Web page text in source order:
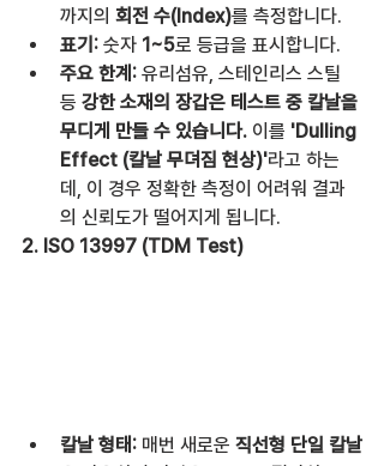
까지의 회전 수(Index)를 측정합니다.
표기: 숫자 1~5로 등급을 표시합니다.
주요 한계: 유리섬유, 스테인리스 스틸
등 강한 소재의 장갑은 테스트 중 칼날을
무디게 만들 수 있습니다. 이를 'Dulling
Effect (칼날 무뎌짐 현상)'라고 하는
데, 이 경우 정확한 측정이 어려워 결과
의 신뢰도가 떨어지게 됩니다.
2. ISO 13997 (TDM Test)
칼날 형태: 매번 새로운 직선형 단일 칼날